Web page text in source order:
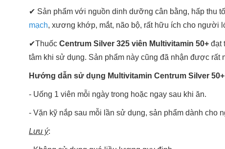
✔ Sản phẩm với nguồn dinh dưỡng cân bằng, hấp thu
mạch, xương khớp, mắt, não bộ, rất hữu ích cho người
✔Thuốc Centrum Silver 325 viên Multivitamin 50+ đạt
tâm khi sử dụng. Sản phẩm này cũng đã nhận được rất
Hướng dẫn sử dụng Multivitamin Centrum Silver
- Uống 1 viên mỗi ngày trong hoặc ngay sau khi ăn.
- Vặn kỹ nắp sau mỗi lần sử dụng, sản phẩm dành cho
Lưu ý: